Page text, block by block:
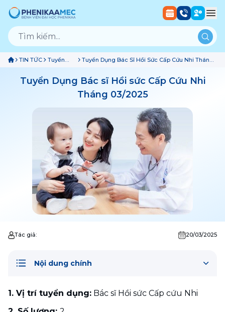
TIN TỨC
Tuyển
Dụng
Tuyển Dụng Bác Sĩ Hồi Sức Cấp Cứu Nhi Tháng
Tuyển Dụng Bác sĩ Hồi sức Cấp Cứu Nhi
Tháng 03/2025
Tác giả: 20/03/2025
Nội dung chính
1. Vị trí tuyển dụng: Bác sĩ Hồi sức Cấp cứu Nhi